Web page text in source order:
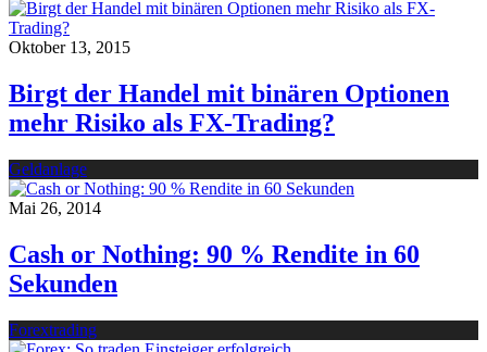
Oktober 13, 2015
Birgt der Handel mit binären Optionen
mehr Risiko als FX-Trading?
Geldanlage
Mai 26, 2014
Cash or Nothing: 90 % Rendite in 60
Sekunden
Forextrading